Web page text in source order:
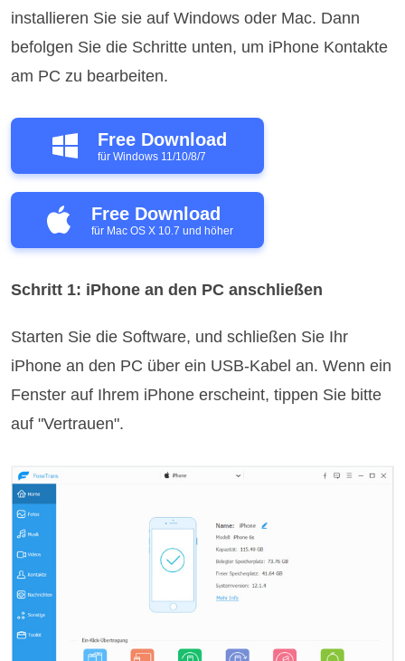
installieren Sie sie auf Windows oder Mac. Dann
befolgen Sie die Schritte unten, um iPhone Kontakte
am PC zu bearbeiten.
Free Download
für Windows 11/10/8/7
Free Download
für Mac OS X 10.7 und höher
Schritt 1: iPhone an den PC anschließen
Starten Sie die Software, und schließen Sie Ihr
iPhone an den PC über ein USB-Kabel an. Wenn ein
Fenster auf Ihrem iPhone erscheint, tippen Sie bitte
auf "Vertrauen".